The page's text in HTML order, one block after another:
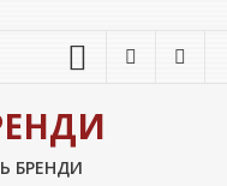
БРЕНДИ